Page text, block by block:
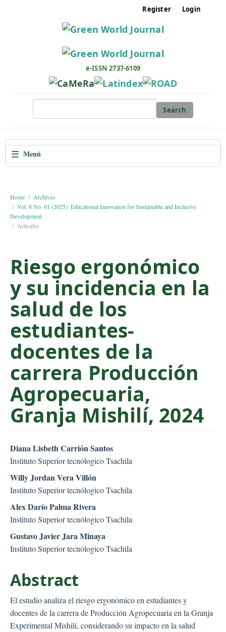
i
o
n
a
i
n
n
t
e
t
i
d
e
b
r
Register Login
e-ISSN 2737-6109
Search
☰ Menú
Home
Archives
Vol. 8 No. 01 (2025): Educational Innovation for Sustainable and Inclusive
Development
Artículos
Riesgo ergonómico
y su incidencia en la
salud de los
estudiantes-
docentes de la
carrera Producción
Agropecuaria,
Granja Mishilí, 2024
Diana Lisbeth Carrión Santos
Instituto Superior tecnólogico Tsachila
Willy Jordan Vera Villón
Instituto Superior tecnólogico Tsachila
Alex Darío Palma Rivera
Instituto Superior tecnólogico Tsachila
Gustavo Javier Jara Minaya
Instituto Superior tecnólogico Tsachila
Abstract
El estudio analiza el riesgo ergonómico en estudiantes y
docentes de la carrera de Producción Agropecuaria en la Granja
Experimental Mishilí, considerando su impacto en la salud